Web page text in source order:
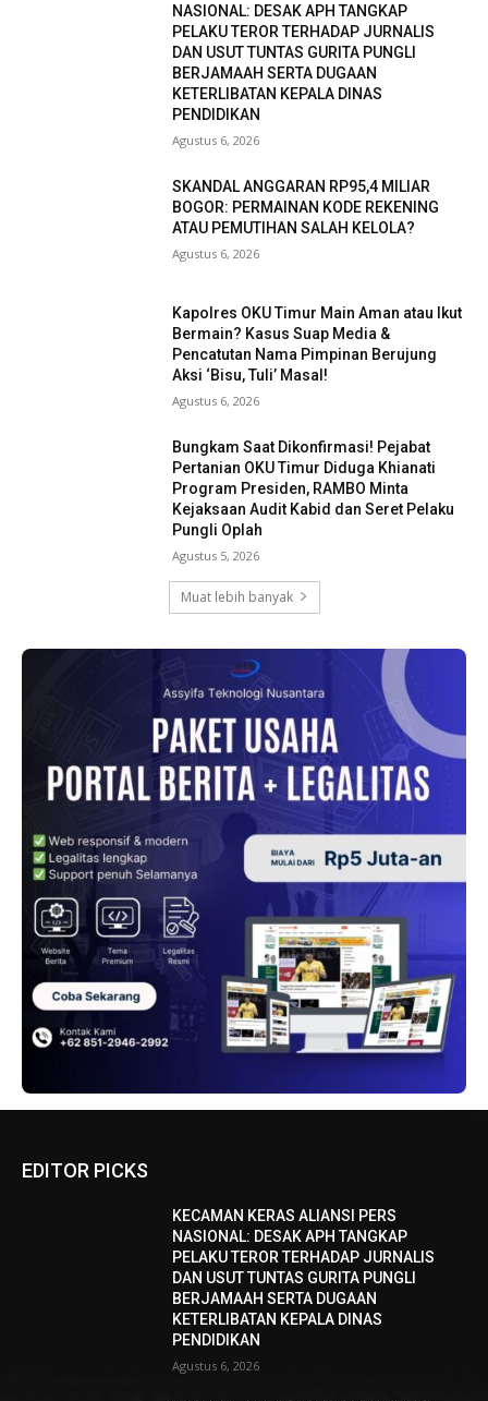
NASIONAL: DESAK APH TANGKAP
PELAKU TEROR TERHADAP JURNALIS
DAN USUT TUNTAS GURITA PUNGLI
BERJAMAAH SERTA DUGAAN
KETERLIBATAN KEPALA DINAS
PENDIDIKAN
Agustus 6, 2026
SKANDAL ANGGARAN RP95,4 MILIAR
BOGOR: PERMAINAN KODE REKENING
ATAU PEMUTIHAN SALAH KELOLA?
Agustus 6, 2026
Kapolres OKU Timur Main Aman atau Ikut
Bermain? Kasus Suap Media &
Pencatutan Nama Pimpinan Berujung
Aksi ‘Bisu, Tuli’ Masal!
Agustus 6, 2026
Bungkam Saat Dikonfirmasi! Pejabat
Pertanian OKU Timur Diduga Khianati
Program Presiden, RAMBO Minta
Kejaksaan Audit Kabid dan Seret Pelaku
Pungli Oplah
Agustus 5, 2026
Muat lebih banyak
EDITOR PICKS
KECAMAN KERAS ALIANSI PERS
NASIONAL: DESAK APH TANGKAP
PELAKU TEROR TERHADAP JURNALIS
DAN USUT TUNTAS GURITA PUNGLI
BERJAMAAH SERTA DUGAAN
KETERLIBATAN KEPALA DINAS
PENDIDIKAN
Agustus 6, 2026